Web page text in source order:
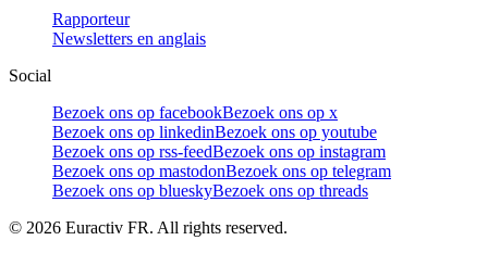
Rapporteur
Newsletters en anglais
Social
Bezoek ons op facebookBezoek ons op x
Bezoek ons op linkedinBezoek ons op youtube
Bezoek ons op rss-feedBezoek ons op instagram
Bezoek ons op mastodonBezoek ons op telegram
Bezoek ons op blueskyBezoek ons op threads
© 2026 Euractiv FR. All rights reserved.